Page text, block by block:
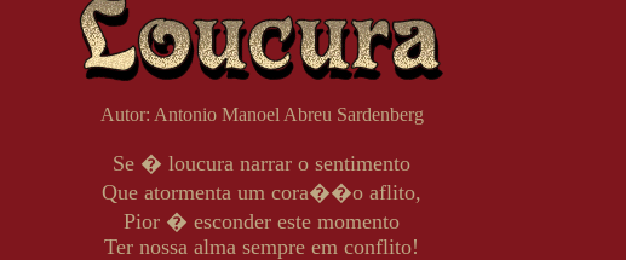
Autor: Antonio Manoel Abreu Sardenberg
Se � loucura narrar o sentimento
Que atormenta um cora��o aflito,
Pior � esconder este momento
Ter nossa alma sempre em conflito!